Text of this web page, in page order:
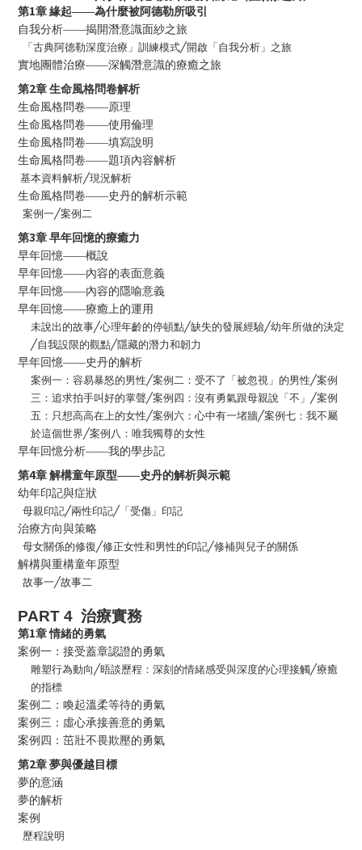
第1章 緣起——為什麼被阿德勒所吸引
自我分析——揭開潛意識面紗之旅
「古典阿德勒深度治療」訓練模式╱開啟「自我分析」之旅
實地團體治療——深觸潛意識的療癒之旅
第2章 生命風格問卷解析
生命風格問卷——原理
生命風格問卷——使用倫理
生命風格問卷——填寫說明
生命風格問卷——題項內容解析
基本資料解析╱現況解析
生命風格問卷——史丹的解析示範
案例一╱案例二
第3章 早年回憶的療癒力
早年回憶——概說
早年回憶——內容的表面意義
早年回憶——內容的隱喻意義
早年回憶——療癒上的運用
未說出的故事╱心理年齡的停頓點╱缺失的發展經驗╱幼年所做的決定
╱自我設限的觀點╱隱藏的潛力和韌力
早年回憶——史丹的解析
案例一：容易暴怒的男性╱案例二：受不了「被忽視」的男性╱案例
三：追求拍手叫好的掌聲╱案例四：沒有勇氣跟母親說「不」 ╱案例
五：只想高高在上的女性╱案例六：心中有一堵牆╱案例七：我不屬
於這個世界╱案例八：唯我獨尊的女性
早年回憶分析——我的學步記
第4章 解構童年原型——史丹的解析與示範
幼年印記與症狀
母親印記╱兩性印記╱ 「受傷」印記
治療方向與策略
母女關係的修復╱修正女性和男性的印記╱修補與兒子的關係
解構與重構童年原型
故事一╱故事二
PART 4 治療實務
第1章 情緒的勇氣
案例一：接受蓋章認證的勇氣
雕塑行為動向 ╱晤談歷程：深刻的情緒感受與深度的心理接觸╱療癒
的指標
案例二：喚起溫柔等待的勇氣
案例三：虛心承接善意的勇氣
案例四：茁壯不畏欺壓的勇氣
第2章 夢與優越目標
夢的意涵
夢的解析
案例
歷程說明